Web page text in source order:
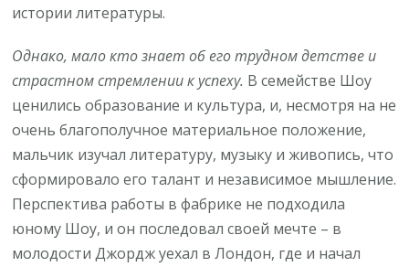
истории литературы.
Однако, мало кто знает об его трудном детстве и
страстном стремлении к успеху. В семействе Шоу
ценились образование и культура, и, несмотря на не
очень благополучное материальное положение,
мальчик изучал литературу, музыку и живопись, что
сформировало его талант и независимое мышление.
Перспектива работы в фабрике не подходила
юному Шоу, и он последовал своей мечте – в
молодости Джордж уехал в Лондон, где и начал